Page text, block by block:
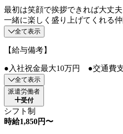
最初は笑顔で挨拶できれば大丈夫
一緒に楽しく盛り上げてくれる
全て表示
【給与備考】
●入社祝金最大10万円 ●交通費
全て表示
派遣労働者
受付
シフト制
時給1,850円〜